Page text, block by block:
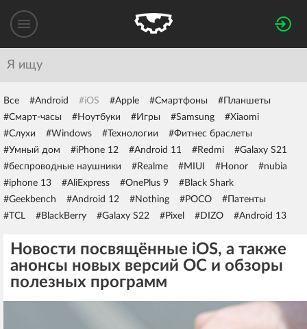
Все #Android #iOS #Apple #Смартфоны
#Планшеты
#Смарт-часы
#Ноутбуки #Игры #Samsung
#Xiaomi
#Слухи
#Windows #Технологии
#Фитнес браслеты
#Умный дом
#iPhone 12 #Android 11 #Redmi
#Galaxy S21
#беспроводные наушники
#Realme #MIUI #Honor
#nubia
#iphone 13
#AliExpress #OnePlus 9
#Black Shark
#Geekbench
#Android 12 #Nothing #POCO
#Патенты
#TCL
#BlackBerry #Galaxy S22 #Pixel #DIZO #Android 13
Новости посвящённые iOS, а также
анонсы новых версий ОС и обзоры
полезных программ